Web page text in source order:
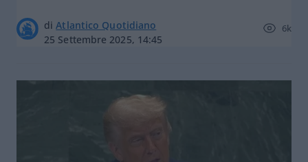
diAtlantico Quotidiano
25 Settembre 2025, 14:45
6k